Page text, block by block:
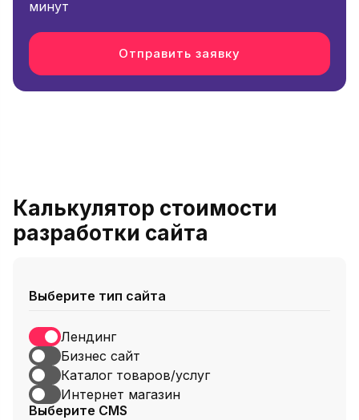
минут
Отправить заявку
Калькулятор стоимости
разработки сайта
Выберите тип сайта
Лендинг
Бизнес сайт
Каталог товаров/услуг
Интернет магазин
Выберите CMS